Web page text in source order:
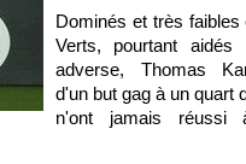
Dominés et très faibles
Verts, pourtant aidés
adverse, Thomas
d'un but gag à un quart
n'ont jamais réussi